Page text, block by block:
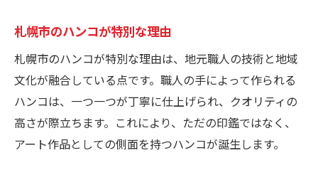
地域文化を反映した印鑑の作り方
地域文化を反映したハンコ制作
文化を感じるハンコの作り方
ハンコで伝える地域文化
地域文化をハンコで表現
ハンコに込める地域の風習
札幌市のハンコが特別な理由
札幌市のハンコが特別な理由は、地元職人の技術と地域
文化が融合している点です。職人の手によって作られる
ハンコは、一つ一つが丁寧に仕上げられ、クオリティの
高さが際立ちます。これにより、ただの印鑑ではなく、
アート作品としての側面を持つハンコが誕生します。